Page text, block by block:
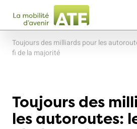
Toujours des milliards pour les
fi de la majorité
Toujours des
les autoroutes: